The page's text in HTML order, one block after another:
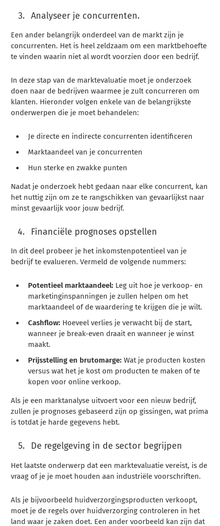
Analyseer je concurrenten.
Een ander belangrijk onderdeel van de markt zijn je
concurrenten. Het is heel zeldzaam om een marktbehoefte
te vinden waarin niet al wordt voorzien door een bedrijf.
In deze stap van de marktevaluatie moet je onderzoek
doen naar de bedrijven waarmee je zult concurreren om
klanten. Hieronder volgen enkele van de belangrijkste
onderwerpen die je moet behandelen:
Je directe en indirecte concurrenten identificeren
Marktaandeel van je concurrenten
Hun sterke en zwakke punten
Nadat je onderzoek hebt gedaan naar elke concurrent, kan
het nuttig zijn om ze te rangschikken van gevaarlijkst naar
minst gevaarlijk voor jouw bedrijf.
Financiële prognoses opstellen
In dit deel probeer je het inkomstenpotentieel van je
bedrijf te evalueren. Vermeld de volgende nummers:
Potentieel marktaandeel: Leg uit hoe je verkoop- en
marketinginspanningen je zullen helpen om het
marktaandeel of de waardering te krijgen die je wilt.
Cashflow: Hoeveel verlies je verwacht bij de start,
wanneer je break-even draait en wanneer je winst
maakt.
Prijsstelling en brutomarge:Wat je producten kosten
versus wat het je kost om producten te maken of te
kopen voor online verkoop.
Als je een marktanalyse uitvoert voor een nieuw bedrijf,
zullen je prognoses gebaseerd zijn op gissingen, wat prima
is totdat je harde gegevens hebt.
De regelgeving in de sector begrijpen
Het laatste onderwerp dat een marktevaluatie vereist, is de
vraag of je je moet houden aan industriële voorschriften.
Als je bijvoorbeeld huidverzorgingsproducten verkoopt,
moet je de regels over huidverzorging controleren in het
land waar je zaken doet. Een ander voorbeeld kan zijn dat